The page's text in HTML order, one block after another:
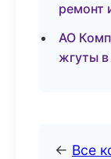
ремонт
АО
жгуты
← Все